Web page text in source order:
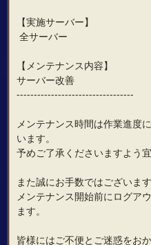
【実施サーバー】
全サーバー
【メンテナンス内容】
サーバー改善
----------------------------------
メンテナンス時間は作業進度
います。
予めご了承くださいますよう
また誠にお手数ではございま
メンテナンス開始前にログア
ます。
皆様にはご不便とご迷惑をお